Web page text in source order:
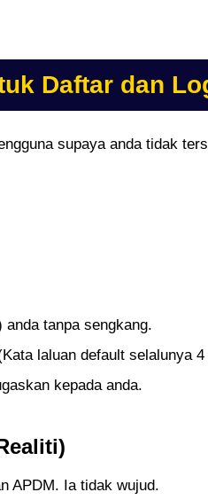
Daftar dan
supaya anda tidak
tanpa sengkang.
laluan default selalunya
kepada anda.
APDM. Ia tidak wujud.